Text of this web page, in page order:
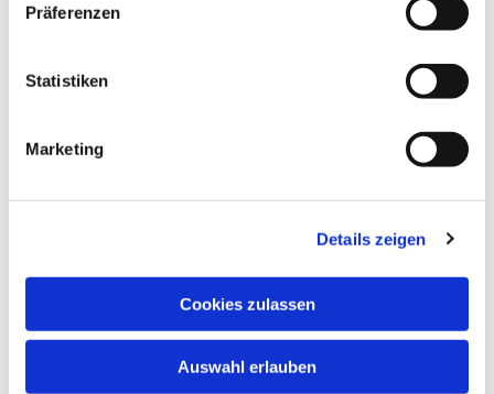
Präferenzen
Statistiken
Marketing
Details zeigen
Cookies zulassen
Auswahl erlauben
Gottesdienste